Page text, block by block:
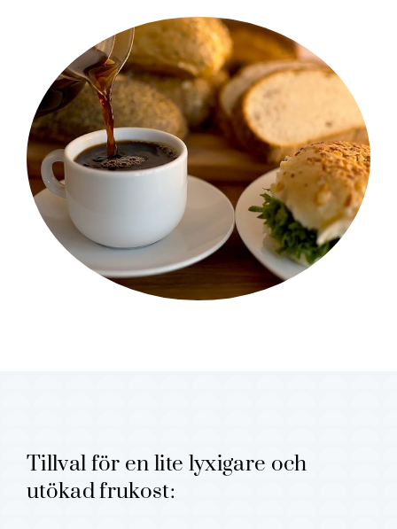
Tillval för en lite lyxigare och
utökad frukost: